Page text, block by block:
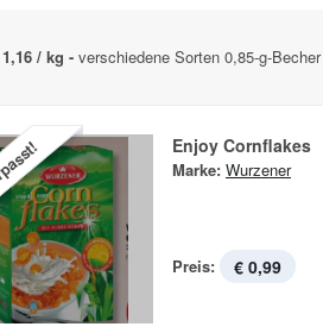
/ kg - verschiedene Sorten 0,85-g-Becher
Enjoy Cornflakes
Marke: Wurzener
Preis: € 0,99